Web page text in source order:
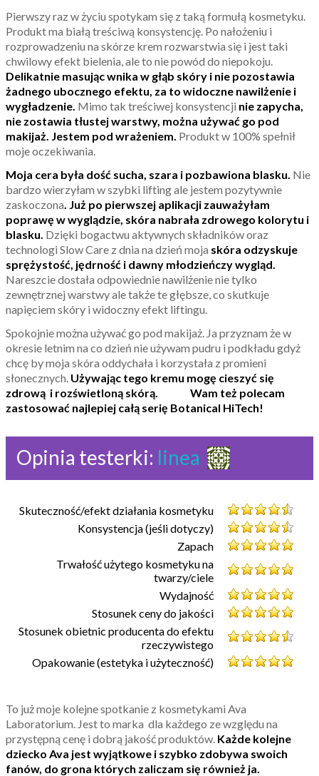
Pierwszy raz w życiu spotykam się z taką formułą kosmetyku.
Produkt ma białą treściwą konsystencję. Po nałożeniu i
rozprowadzeniu na skórze krem rozwarstwia się i jest taki
chwilowy efekt bielenia, ale to nie powód do niepokoju.
Delikatnie masując wnika w głąb skóry i nie pozostawia
żadnego ubocznego efektu, za to widoczne nawilżenie i
wygładzenie. Mimo tak treściwej konsystencji nie zapycha,
nie zostawia tłustej warstwy, można używać go pod
makijaż. Jestem pod wrażeniem. Produkt w 100% spełnił
moje oczekiwania.
Moja cera była dość sucha, szara i pozbawiona blasku. Nie
bardzo wierzyłam w szybki lifting ale jestem pozytywnie
zaskoczona. Już po pierwszej aplikacji zauważyłam
poprawę w wyglądzie, skóra nabrała zdrowego kolorytu i
blasku. Dzięki bogactwu aktywnych składników oraz
technologi Slow Care z dnia na dzień moja skóra odzyskuje
sprężystość, jędrność i dawny młodzieńczy wygląd.
Nareszcie dostała odpowiednie nawilżenie nie tylko
zewnętrznej warstwy ale także te głębsze, co skutkuje
napięciem skóry i widoczny efekt liftingu.
Spokojnie można używać go pod makijaż. Ja przyznam że w
okresie letnim na co dzień nie używam pudru i podkładu gdyż
chcę by moja skóra oddychała i korzystała z promieni
słonecznych. Używając tego kremu mogę cieszyć się
zdrową i rozświetloną skórą.
Wam też polecam
zastosować najlepiej całą serię Botanical HiTech!
Opinia testerki: linea
Skuteczność/efekt działania kosmetyku
Konsystencja (jeśli dotyczy)
Zapach
Trwałość użytego kosmetyku na
twarzy/ciele
Wydajność
Stosunek ceny do jakości
Stosunek obietnic producenta do efektu
rzeczywistego
Opakowanie (estetyka i użyteczność)
To już moje kolejne spotkanie z kosmetykami Ava
Laboratorium. Jest to marka dla każdego ze względu na
przystępną cenę i dobrą jakość produktów. Każde kolejne
dziecko Ava jest wyjątkowe i szybko zdobywa swoich
fanów, do grona których zaliczam się również ja.